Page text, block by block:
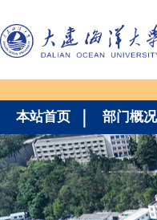
本站首页 部门概况